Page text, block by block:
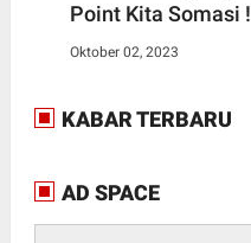
Point Kita Somasi !
Oktober 02, 2023
KABAR TERBARU
AD SPACE